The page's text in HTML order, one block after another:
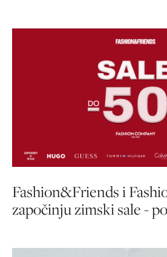
Fashion&Friends i
započinju zimski sale -